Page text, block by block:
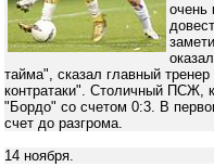
очень
тайма", сказал главный
контратаки". Столичный ПСЖ,
"Бордо" со счетом 0:3. В
счет до разгрома.
14 ноября.